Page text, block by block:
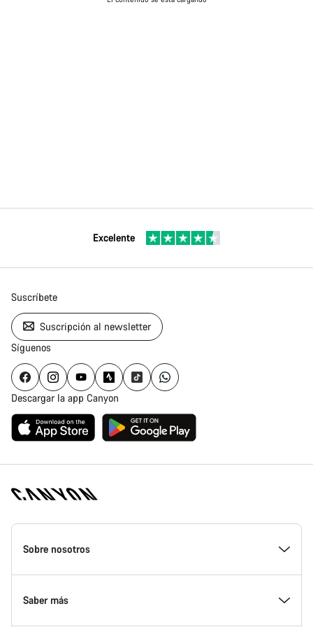
Excelente
Suscríbete
Suscripción al newsletter
Síguenos
Descargar la app Canyon
Canyon
Homepage
Sobre nosotros
Conoce Canyon
Saber más